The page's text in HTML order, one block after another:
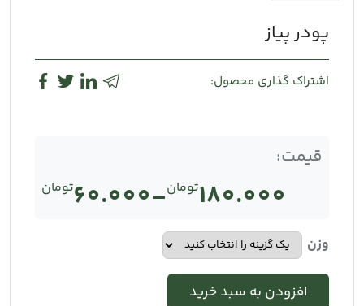
پودر پیاز
اشتراک گذاری محصول:
قیمت:
تومان180.000
– تومان60.000
وزن
افزودن به سبد خرید